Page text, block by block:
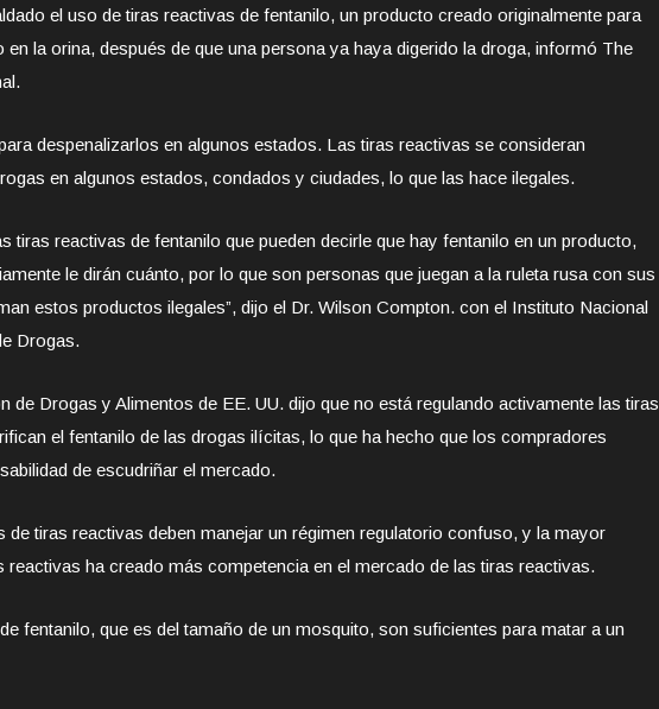
el uso de tiras reactivas de fentanilo, un producto creado originalmente para
en la orina, después de que una persona ya haya digerido la droga, informó The
despenalizarlos en algunos estados. Las tiras reactivas se consideran
en algunos estados, condados y ciudades, lo que las hace ilegales.
tiras reactivas de fentanilo que pueden decirle que hay fentanilo en un producto,
le dirán cuánto, por lo que son personas que juegan a la ruleta rusa con sus
estos productos ilegales”, dijo el Dr. Wilson Compton. con el Instituto Nacional
Drogas.
de Drogas y Alimentos de EE. UU. dijo que no está regulando activamente las tiras
el fentanilo de las drogas ilícitas, lo que ha hecho que los compradores
de escudriñar el mercado.
de tiras reactivas deben manejar un régimen regulatorio confuso, y la mayor
reactivas ha creado más competencia en el mercado de las tiras reactivas.
fentanilo, que es del tamaño de un mosquito, son suficientes para matar a un